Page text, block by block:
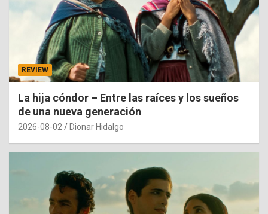
REVIEW
La hija cóndor – Entre las raíces y los sueños
de una nueva generación
2026-08-02 Dionar Hidalgo